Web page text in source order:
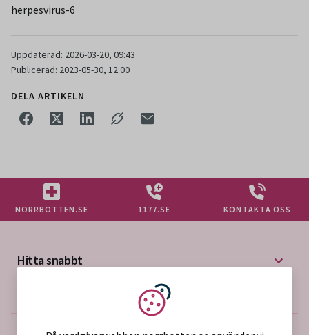
herpesvirus-6
Uppdaterad: 2026-03-20, 09:43
Publicerad: 2023-05-30, 12:00
DELA ARTIKELN
NORRBOTTEN.SE 1177.SE KONTAKTA OSS
Hitta snabbt
Mer på vårdgivarwebben
Om webbplatsen
Vi använder kakor